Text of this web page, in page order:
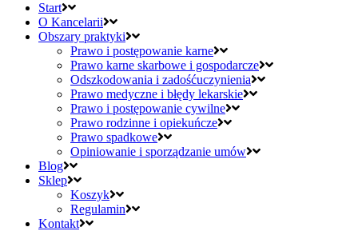
Start
O Kancelarii
Obszary praktyki
Prawo i postępowanie karne
Prawo karne skarbowe i gospodarcze
Odszkodowania i zadośćuczynienia
Prawo medyczne i błędy lekarskie
Prawo i postępowanie cywilne
Prawo rodzinne i opiekuńcze
Prawo spadkowe
Opiniowanie i sporządzanie umów
Blog
Sklep
Koszyk
Regulamin
Kontakt